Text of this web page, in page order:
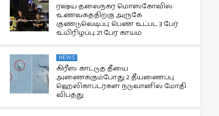
ரஷ்ய தலைநகர் மொஸ்கோவில்
உணவகத்திற்கு அருகே
குண்டுவெடிப்பு: பெண் உட்பட 3 பேர்
உயிரிழப்பு; 21 பேர் காயம்
NEWS
கிரீஸ்: காட்டுத் தீயை
அணைக்கும்போது 2 தீயணைப்பு
ஹெலிகாப்டர்கள் நடுவானில் மோதி
விபத்து